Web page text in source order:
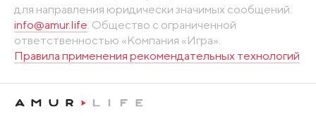
для направления юридически значимых сообщений:
info@amur.life. Общество с ограниченной
ответственностью «Компания «Игра».
Правила применения рекомендательных технологий